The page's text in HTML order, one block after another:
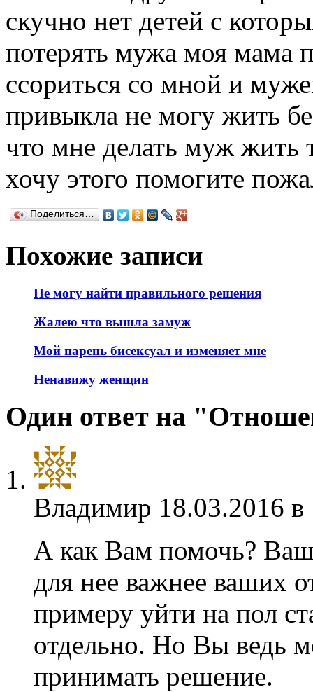
скучно нет детей с
потерять мужа моя мама
ссориться со мной и
привыкла не могу жить
что мне делать муж жить
хочу этого помогите
Поделиться…
Похожие записи
Не могу найти правильного решения
Жалею что вышла замуж
Мой парень бисексуал и изменяет мне
Ненавижу женщин
Один ответ на
Владимир 18.03.2016
А как Вам помочь?
для нее важнее ваших
примеру уйти на пол
отдельно. Но Вы ведь
принимать решение.